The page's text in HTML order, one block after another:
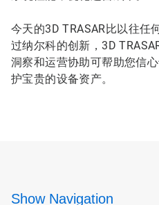
今天的3D TRASAR比以往任
过纳尔科的创新，3D
洞察和运营协助可帮助您信
护宝贵的设备资产。
Show Navigation